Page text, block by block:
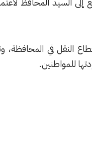
النقل في المحافظة،
للمواطنين.